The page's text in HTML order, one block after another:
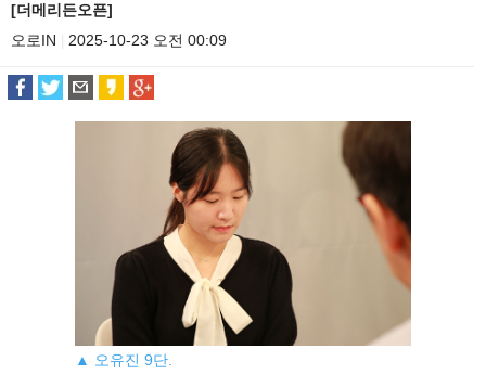
[더메리든오픈]
오로IN
2025-10-23 오전 00:09
▲ 오유진 9단.